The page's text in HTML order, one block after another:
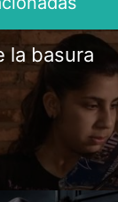
la basura